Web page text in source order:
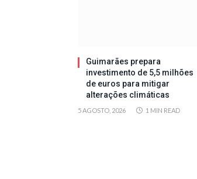
Guimarães prepara
investimento de 5,5 milhões
de euros para mitigar
alterações climáticas
5 AGOSTO, 2026 1 MIN READ